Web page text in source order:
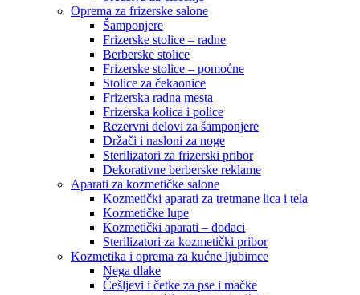
Oprema za frizerske salone
Šamponjere
Frizerske stolice – radne
Berberske stolice
Frizerske stolice – pomoćne
Stolice za čekaonice
Frizerska radna mesta
Frizerska kolica i police
Rezervni delovi za šamponjere
Držači i nasloni za noge
Sterilizatori za frizerski pribor
Dekorativne berberske reklame
Aparati za kozmetičke salone
Kozmetički aparati za tretmane lica i tela
Kozmetičke lupe
Kozmetički aparati – dodaci
Sterilizatori za kozmetički pribor
Kozmetika i oprema za kućne ljubimce
Nega dlake
Češljevi i četke za pse i mačke